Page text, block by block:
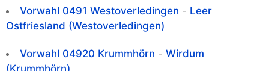
Vorwahl 0491 Westoverledingen - Leer
Ostfriesland (Westoverledingen)
Vorwahl 04920 Krummhörn - Wirdum
(Krummhörn)